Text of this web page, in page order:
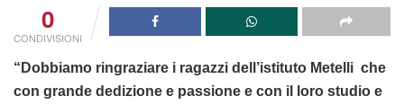
0
CONDIVISIONI
“Dobbiamo ringraziare i ragazzi dell’istituto Metelli che
con grande dedizione e passione e con il loro studio e